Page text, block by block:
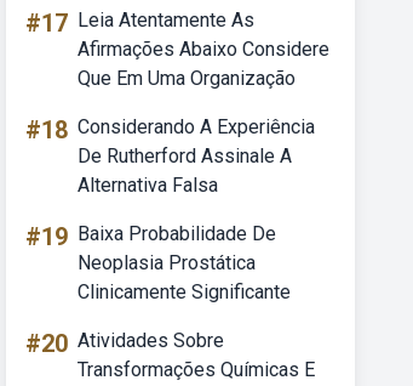
#17 Leia Atentamente As
Afirmações Abaixo Considere
Que Em Uma Organização
#18 Considerando A Experiência
De Rutherford Assinale A
Alternativa Falsa
#19 Baixa Probabilidade De
Neoplasia Prostática
Clinicamente Significante
#20 Atividades Sobre
Transformações Químicas E